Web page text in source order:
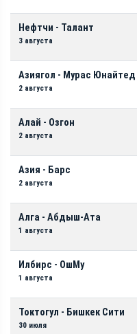
Нефтчи - Талант
3 августа
Азиягол - Мурас Юнайтед
2 августа
Алай - Озгон
2 августа
Азия - Барс
2 августа
Алга - Абдыш-Ата
1 августа
Илбирс - ОшМу
1 августа
Токтогул - Бишкек Сити
30 июля